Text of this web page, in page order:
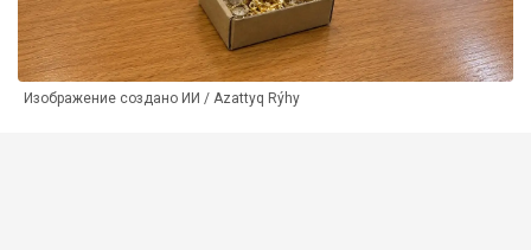
Изображение создано ИИ / Azattyq Rýhy